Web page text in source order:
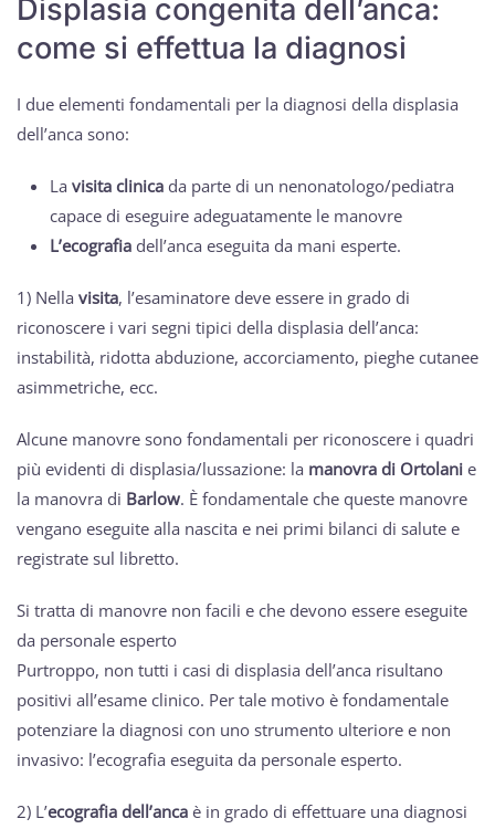
Displasia congenita dell’anca:
come si effettua la diagnosi
I due elementi fondamentali per la diagnosi della displasia
dell’anca sono:
La visita clinica da parte di un nenonatologo/pediatra
capace di eseguire adeguatamente le manovre
L’ecografia dell’anca eseguita da mani esperte.
1) Nella visita, l’esaminatore deve essere in grado di
riconoscere i vari segni tipici della displasia dell’anca:
instabilità, ridotta abduzione, accorciamento, pieghe cutanee
asimmetriche, ecc.
Alcune manovre sono fondamentali per riconoscere i quadri
più evidenti di displasia/lussazione: la manovra di Ortolani e
la manovra di Barlow. È fondamentale che queste manovre
vengano eseguite alla nascita e nei primi bilanci di salute e
registrate sul libretto.
Si tratta di manovre non facili e che devono essere eseguite
da personale esperto
Purtroppo, non tutti i casi di displasia dell’anca risultano
positivi all’esame clinico. Per tale motivo è fondamentale
potenziare la diagnosi con uno strumento ulteriore e non
invasivo: l’ecografia eseguita da personale esperto.
2) L’ecografia dell’anca è in grado di effettuare una diagnosi